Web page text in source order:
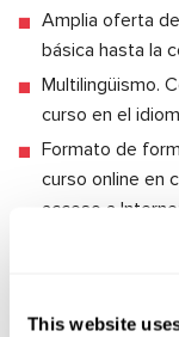
This website
Amplia oferta
básica hasta la
Multilingüismo.
curso en el
Formato de
curso online en
acceso a
Las clases se
Enseñemos a